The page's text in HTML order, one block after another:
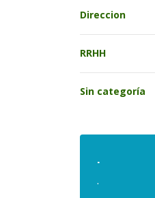
Direccion
RRHH
Sin categoría
.
.